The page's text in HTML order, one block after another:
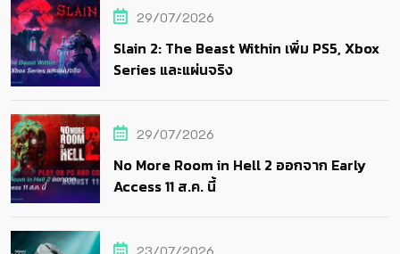
29/07/2026
Slain 2: The Beast Within เพิ่ม PS5, Xbox
Series และแผ่นจริง
29/07/2026
No More Room in Hell 2 ออกจาก Early
Access 11 ส.ค. นี้